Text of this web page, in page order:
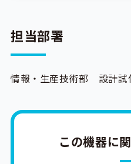
担当部署
情報・生産技術部 設計試
この機器に